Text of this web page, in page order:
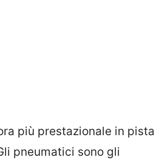
più prestazionale in pista
pneumatici sono gli